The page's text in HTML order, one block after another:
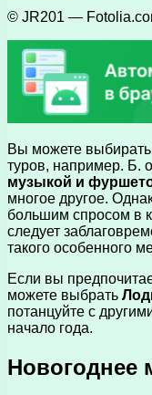
© JR201 —
Вы можете
туров, например. Б.
музыкой и
многое другое.
большим спросом в
следует
такого особенного
Если вы
можете выбрать
потанцуйте с
начало года.
Новогоднее